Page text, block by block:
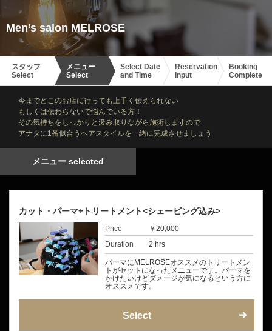
Men’s salon MELROSE
スタッフ
Select
メニュー
Select
Select Date
and Time
Reservation
Input
Booking
Complete
今までどこのお店に行っても上手く伝えられない
もしくは伝わらないで悩んでいる方！
その気持ちをしっかりと汲み取りながら施術しますので
アナタに1番似合うヘアスタイルを一緒に完成させましょう
メニュー selected
カット・パーマ+トリートメント<シェービング込み>
Price
￥20,000
Duration
2 hrs
パーマにMELROSEオススメのトリートメン
トがセットになったメニューです。パーマを
かけたいけどダメージが気になるという方に
オススメです。
Select